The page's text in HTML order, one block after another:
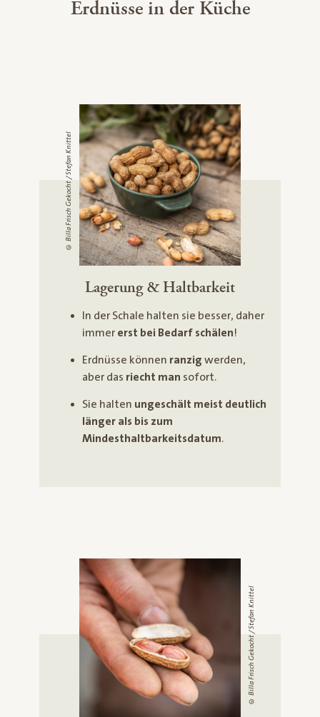
Erdnüsse in der Küche
© Billa Frisch Gekocht / Stefan Knittel
Lagerung & Haltbarkeit
In der Schale halten sie besser, daher
immer erst bei Bedarf schälen!
Erdnüsse können ranzig werden,
aber das riecht man sofort.
Sie halten ungeschält meist deutlich
länger als bis zum
Mindesthaltbarkeitsdatum.
© Billa Frisch Gekocht / Stefan Knittel